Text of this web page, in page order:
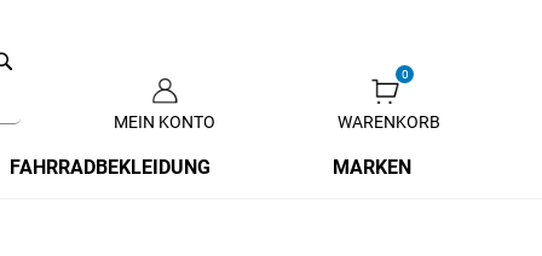
Inhalt
MEIN KONTO WARENKORB
FAHRRADBEKLEIDUNG MARKEN